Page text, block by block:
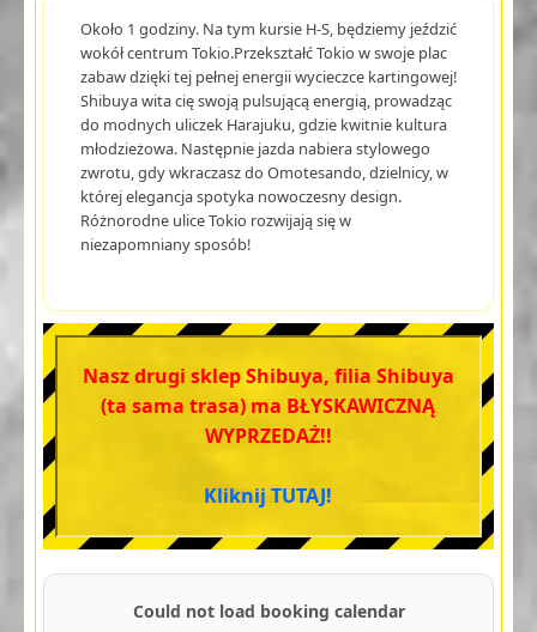
Około 1 godziny. Na tym kursie H-S, będziemy jeździć
wokół centrum Tokio.Przekształć Tokio w swoje plac
zabaw dzięki tej pełnej energii wycieczce kartingowej!
Shibuya wita cię swoją pulsującą energią, prowadząc
do modnych uliczek Harajuku, gdzie kwitnie kultura
młodzieżowa. Następnie jazda nabiera stylowego
zwrotu, gdy wkraczasz do Omotesando, dzielnicy, w
której elegancja spotyka nowoczesny design.
Różnorodne ulice Tokio rozwijają się w
niezapomniany sposób!
Nasz drugi sklep Shibuya, filia Shibuya
(ta sama trasa) ma BŁYSKAWICZNĄ
WYPRZEDAŻ!!
Kliknij TUTAJ!
Could not load booking calendar